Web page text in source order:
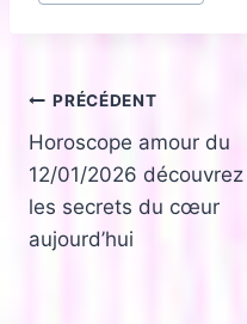
Navigation
de
l’article
PRÉCÉDENT
Horoscope amour du
12/01/2026 découvrez
les secrets du cœur
aujourd’hui